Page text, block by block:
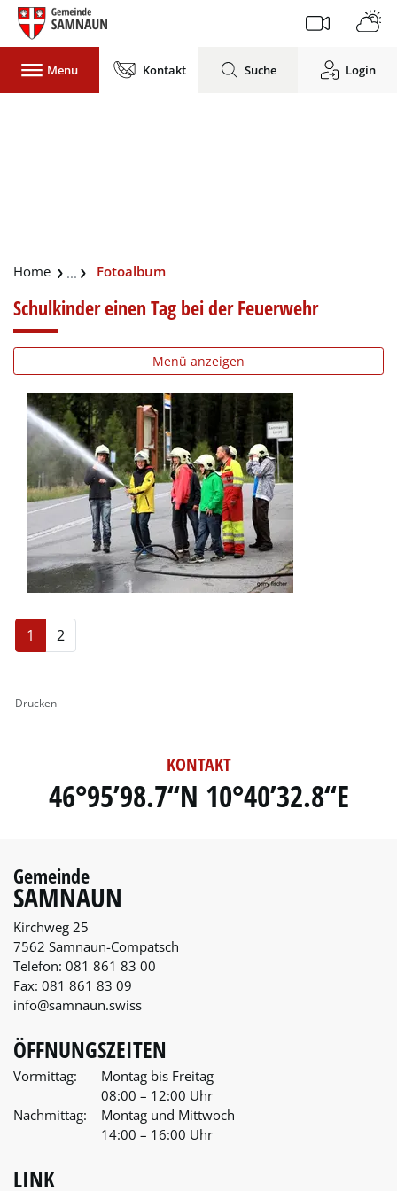
Gemeinde Samnaun
Kontakt Suche Login
Menu
Fotoalbum(ausgewählt)
Schulkinder einen Tag bei der Feuerwehr
Menü anzeigen
1 2
Drucken
46°95’98.7“N 10°40’32.8“E
KONTAKT
Gemeinde
SAMNAUN
Kirchweg 25
7562 Samnaun-Compatsch
Telefon: 081 861 83 00
Fax: 081 861 83 09
info@samnaun.swiss
ÖFFNUNGSZEITEN
Vormittag:
Montag bis Freitag
08:00 – 12:00 Uhr
Nachmittag:
Montag und Mittwoch
14:00 – 16:00 Uhr
LINK